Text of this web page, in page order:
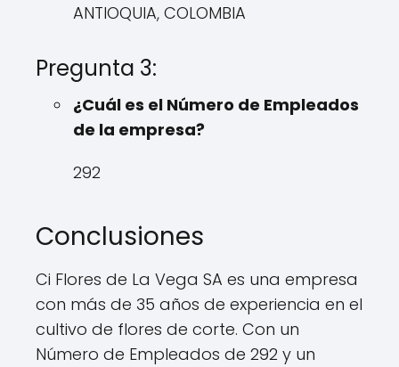
ANTIOQUIA, COLOMBIA
Pregunta 3:
¿Cuál es el Número de Empleados
de la empresa?
292
Conclusiones
Ci Flores de La Vega SA es una empresa
con más de 35 años de experiencia en el
cultivo de flores de corte. Con un
Número de Empleados de 292 y un